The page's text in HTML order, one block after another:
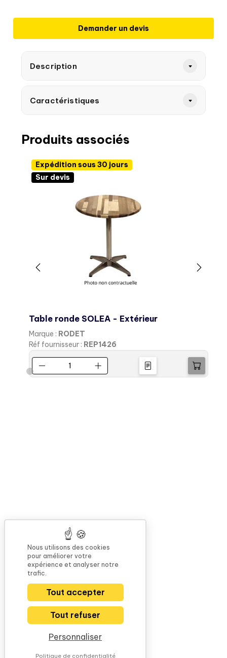
Demander un devis
Description
Caractéristiques
Produits associés
Expédition sous 30 jours
Sur devis
Table ronde SOLEA - Extérieur
Marque : RODET
Réf fournisseur : REP1426
Nous utilisons des cookies
pour améliorer votre
expérience et analyser notre
trafic.
Tout accepter
Tout refuser
Personnaliser
Politique de confidentialité